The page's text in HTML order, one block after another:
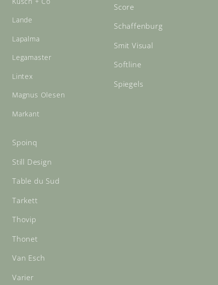
Lande
Lapalma
Legamaster
Lintex
Magnus Olesen
Markant
Score
Schaffenburg
Smit Visual
Softline
Spiegels
Spoinq
Still Design
Table du Sud
Tarkett
Thovip
Thonet
Van Esch
Varier